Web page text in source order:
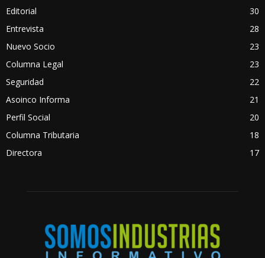
Editorial
30
Entrevista
28
Nuevo Socio
23
Columna Legal
23
Seguridad
22
Asoinco Informa
21
Perfil Social
20
Columna Tributaria
18
Directora
17